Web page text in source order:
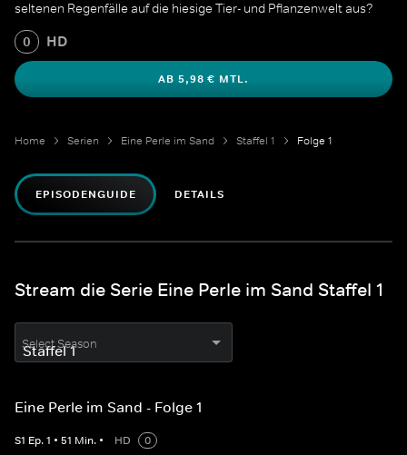
seltenen Regenfälle auf die hiesige Tier- und Pflanzenwelt aus?
0 HD
AB 5,98 € MTL.
Home Serien Eine Perle im Sand Staffel 1 Folge 1
EPISODENGUIDE DETAILS
Stream die Serie Eine Perle im Sand Staffel 1
Select Season
Eine Perle im Sand - Folge 1
S1 Ep.1 • 51 Min. • HD
0